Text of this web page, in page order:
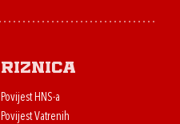
Riznica
Povijest HNS-a
Povijest Vatrenih